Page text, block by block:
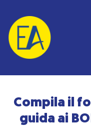
Compila il
guida ai